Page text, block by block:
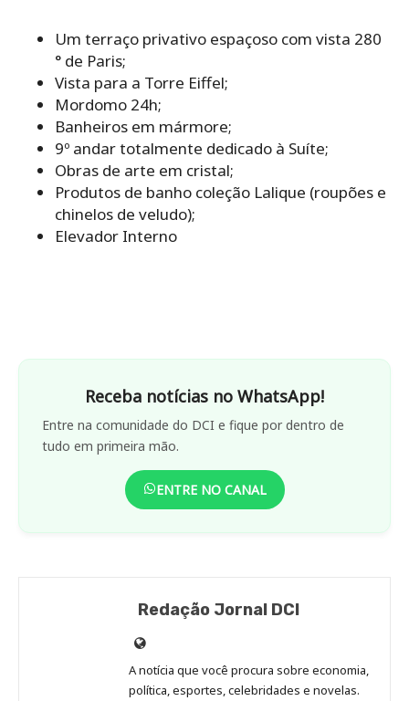
Um terraço privativo espaçoso com vista 280
° de Paris;
Vista para a Torre Eiffel;
Mordomo 24h;
Banheiros em mármore;
9º andar totalmente dedicado à Suíte;
Obras de arte em cristal;
Produtos de banho coleção Lalique (roupões e
chinelos de veludo);
Elevador Interno
Receba notícias no WhatsApp!
Entre na comunidade do DCI e fique por dentro de
tudo em primeira mão.
ENTRE NO CANAL
Redação Jornal DCI
Site
de
Redação
A notícia que você procura sobre economia,
política, esportes, celebridades e novelas.